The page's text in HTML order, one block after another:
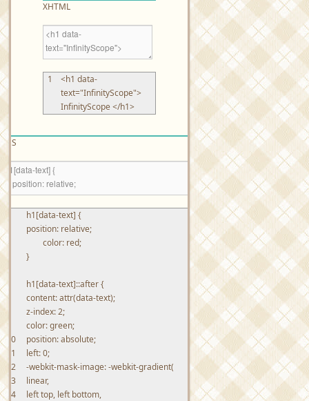
XHTML
1 <h1 data-
text="InfinityScope">
InfinityScope</h1>
CSS
1
3
4
5
6
7
8
9
10
11
12
13
14
h1[data-text] {
position: relative;
color: red;
}
h1[data-text]::after{
content: attr(data-text);
z-index: 2;
color: green;
position: absolute;
left: 0;
-webkit-mask-image: -webkit-gradient(
linear,
left top, left bottom,